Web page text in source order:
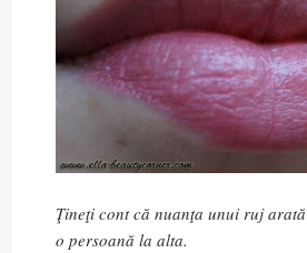
Ţineţi cont că nuanţa unui ruj
o persoană la alta.